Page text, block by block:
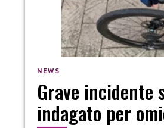
NEWS
Grave incidente
indagato per